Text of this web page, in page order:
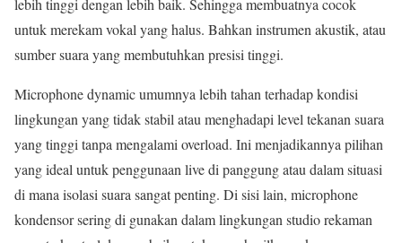
lebih tinggi dengan lebih baik. Sehingga membuatnya cocok
untuk merekam vokal yang halus. Bahkan instrumen akustik, atau
sumber suara yang membutuhkan presisi tinggi.
Microphone dynamic umumnya lebih tahan terhadap kondisi
lingkungan yang tidak stabil atau menghadapi level tekanan suara
yang tinggi tanpa mengalami overload. Ini menjadikannya pilihan
yang ideal untuk penggunaan live di panggung atau dalam situasi
di mana isolasi suara sangat penting. Di sisi lain, microphone
kondensor sering di gunakan dalam lingkungan studio rekaman